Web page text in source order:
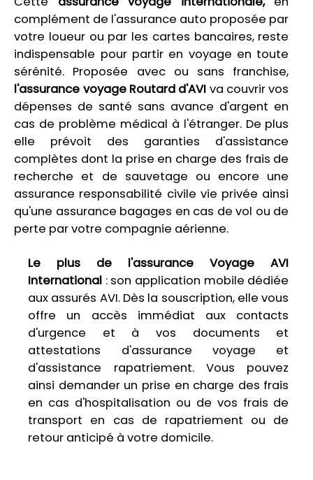
complément de l'assurance auto proposée par
votre loueur ou par les cartes bancaires, reste
indispensable pour partir en voyage en toute
sérénité. Proposée avec ou sans franchise,
l'assurance voyage Routard d'AVI va couvrir vos
dépenses de santé sans avance d'argent en
cas de problème médical à l'étranger. De plus
elle prévoit des garanties d'assistance
complètes dont la prise en charge des frais de
recherche et de sauvetage ou encore une
assurance responsabilité civile vie privée ainsi
qu'une assurance bagages en cas de vol ou de
perte par votre compagnie aérienne.
Le plus de l'assurance Voyage AVI
International : son application mobile dédiée
aux assurés AVI. Dès la souscription, elle vous
offre un accès immédiat aux contacts
d'urgence et à vos documents et
attestations d'assurance voyage et
d'assistance rapatriement. Vous pouvez
ainsi demander un prise en charge des frais
en cas d'hospitalisation ou de vos frais de
transport en cas de rapatriement ou de
retour anticipé à votre domicile.